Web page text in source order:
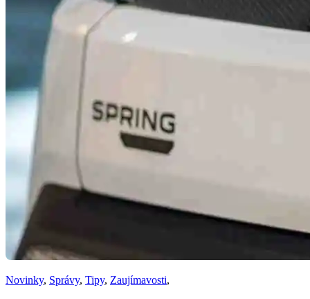
Novinky, Správy, Tipy, Zaujímavosti,